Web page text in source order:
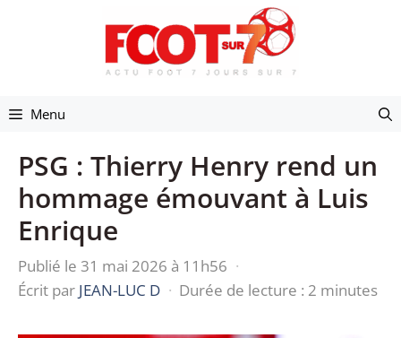
Menu
PSG : Thierry Henry rend un
hommage émouvant à Luis
Enrique
Publié le 31 mai 2026 à 11h56 ·
Écrit par JEAN-LUC D · Durée de lecture : 2 minutes